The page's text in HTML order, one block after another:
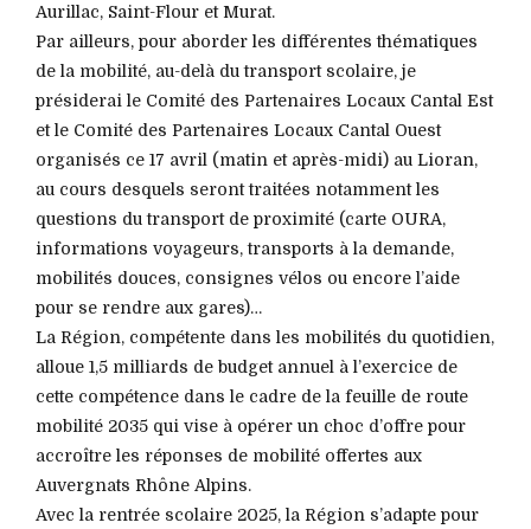
Aurillac, Saint-Flour et Murat.
Par ailleurs, pour aborder les différentes thématiques
de la mobilité, au-delà du transport scolaire, je
présiderai le Comité des Partenaires Locaux Cantal Est
et le Comité des Partenaires Locaux Cantal Ouest
organisés ce 17 avril (matin et après-midi) au Lioran,
au cours desquels seront traitées notamment les
questions du transport de proximité (carte OURA,
informations voyageurs, transports à la demande,
mobilités douces, consignes vélos ou encore l’aide
pour se rendre aux gares)…
La Région, compétente dans les mobilités du quotidien,
alloue 1,5 milliards de budget annuel à l’exercice de
cette compétence dans le cadre de la feuille de route
mobilité 2035 qui vise à opérer un choc d’offre pour
accroître les réponses de mobilité offertes aux
Auvergnats Rhône Alpins.
Avec la rentrée scolaire 2025, la Région s’adapte pour